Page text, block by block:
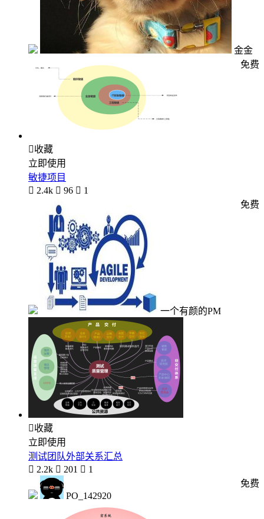
金金
免费
收藏
立即使用
敏捷项目
 2.4k  96  1
一个有颜的PM
免费
收藏
立即使用
测试团队外部关系汇总
 2.2k  201  1
PO_142920
免费